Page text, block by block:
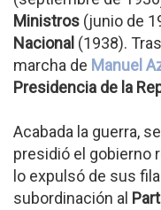
Ministros (junio de
Nacional (1938).
marcha de Manuel
Presidencia de la
Acabada la guerra,
presidió el gobierno
lo expulsó de sus
subordinación al